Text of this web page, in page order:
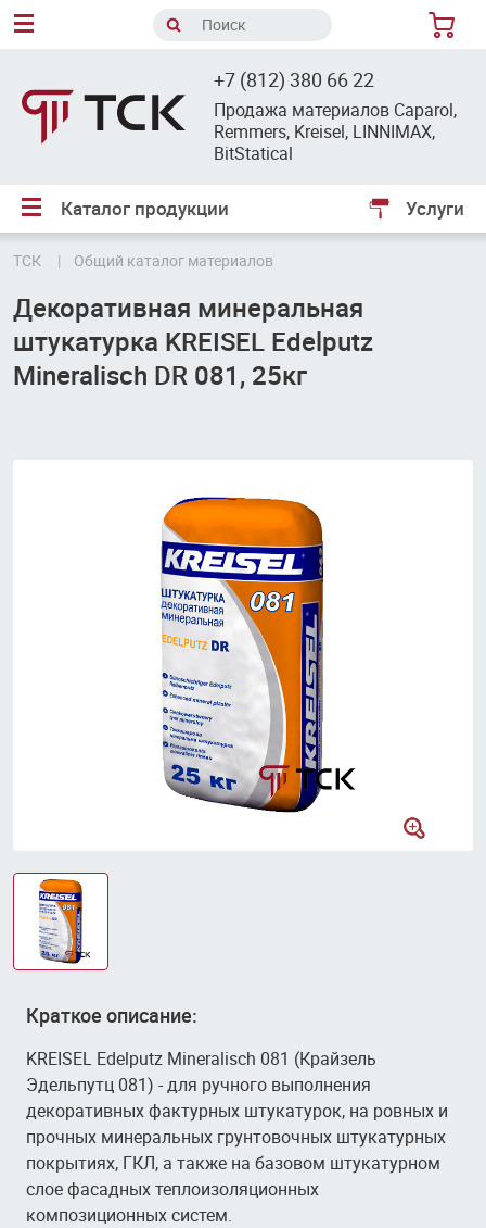
+7 (812) 380 66 22
Продажа материалов Caparol,
Remmers, Kreisel, LINNIMAX,
BitStatical
Каталог продукции Услуги
ТСК Общий каталог материалов
Декоративная минеральная
штукатурка KREISEL Edelputz
Mineralisch DR 081, 25кг
Краткое описание:
KREISEL Edelputz Mineralisch 081 (Крайзель
Эдельпутц 081) - для ручного выполнения
декоративных фактурных штукатурок, на ровных и
прочных минеральных грунтовочных штукатурных
покрытиях, ГКЛ, а также на базовом штукатурном
слое фасадных теплоизоляционных
композиционных систем.